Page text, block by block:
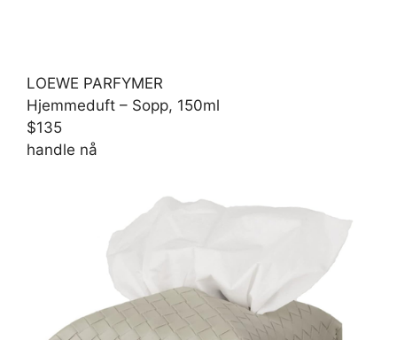
LOEWE PARFYMER
Hjemmeduft – Sopp, 150ml
$135
handle nå